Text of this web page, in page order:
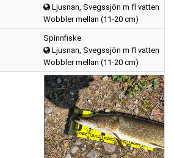
Ljusnan, Svegssjön m fl vatten
Wobbler mellan (11-20 cm)
Spinnfiske
Ljusnan, Svegssjön m fl vatten
Wobbler mellan (11-20 cm)